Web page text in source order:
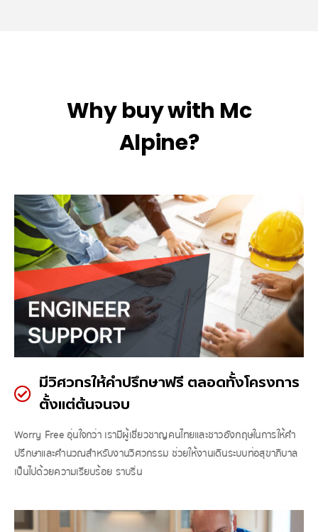
Why buy with Mc
Alpine?
มีวิศวกรให้คำปรึกษาฟรี ตลอดทั้งโครงการ
ตั้งแต่ต้นจนจบ
Worry Free อุ่นใจกว่า เรามีผู้เชี่ยวชาญคนไทยและชาวอังกฤษในการให้คำ
ปรึกษาและคำนวณสำหรับงานวิศวกรรม ช่วยให้งานเดินระบบท่อสุขาภิบาล
เป็นไปด้วยความเรียบร้อย ราบรื่น